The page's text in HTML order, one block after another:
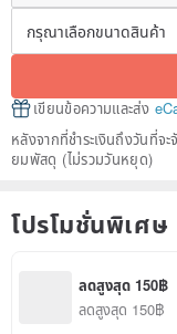
เขียนข้อความและส่ง
หลังจากที่ชำระเงินถึงวันที่จ
ยมพัสดุ (ไม่รวมวันหยุด)
โปรโมชั่นพิเศษ
ลดสูงสุด 150฿
ลดสูงสุด 150฿